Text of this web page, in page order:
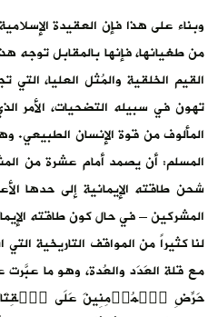
وبناء على هذا فإن العقيدة
من طغيانها، فإنها بالمقابل توجه
القيم الخلقية والمُثل العليا،
تهون في سبيله التضحيات، الأمر
المألوف من قوة الإنسان الطبيعي.
المسلم: أن يصمد أمام عشرة من
شحن طاقته الإيمانية إلى حدها
المشركين – في حال كون طاقته
لنا كثيراً من المواقف التاريخية
مع قلة العَدَد والعُدة، وهو ما عبَّرت
حَرِّضِ ٱلۡمُؤۡمِنِينَ عَلَى